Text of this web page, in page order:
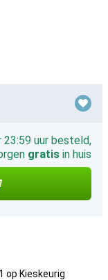
23:59 uur besteld,
gratis in huis
op Kieskeurig